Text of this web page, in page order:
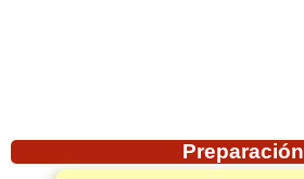
Preparación